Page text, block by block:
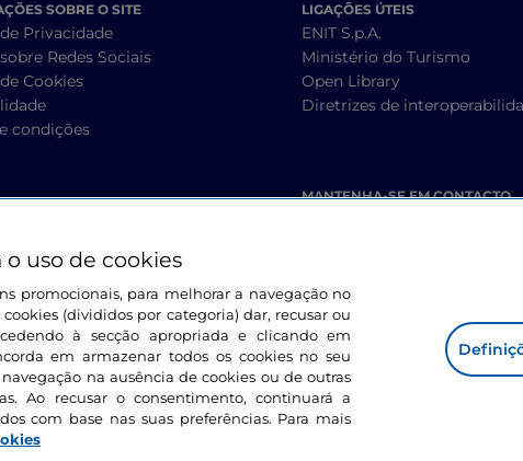
SOBRE O SITE
Privacidade
Redes Sociais
Cookies
condições
LIGAÇÕES ÚTEIS
ENIT S.p.A.
Ministério do Turismo
Open Library
Diretrizes de
MANTENHA-SE EM CONTACTO
uso de cookies
promocionais, para melhorar a navegação no
(divididos por categoria) dar, recusar ou
à secção apropriada e clicando em
em armazenar todos os cookies no seu
na ausência de cookies ou de outras
Ao recusar o consentimento, continuará a
com base nas suas preferências. Para mais